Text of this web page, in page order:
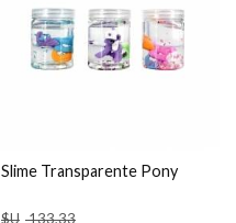
Slime Transparente Pony
$U 133,33